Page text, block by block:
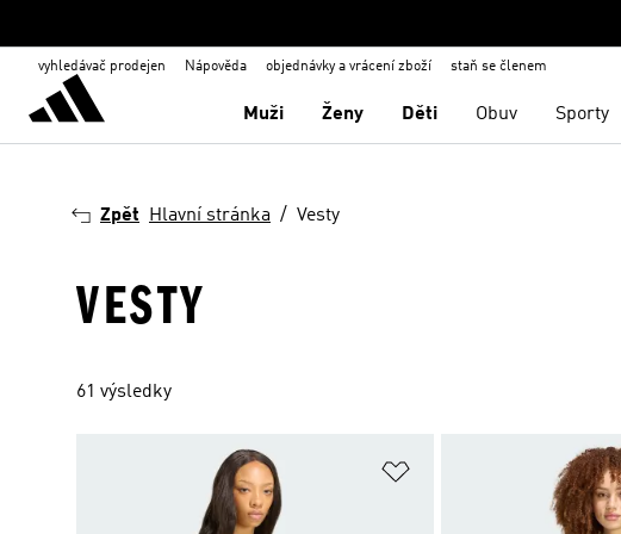
vyhledávač prodejen Nápověda objednávky a vrácení zboží staň se členem
Muži Ženy Děti Obuv Sporty
Zpět Hlavní stránka Vesty
VESTY
61 výsledky
Přidat do seznamu přání